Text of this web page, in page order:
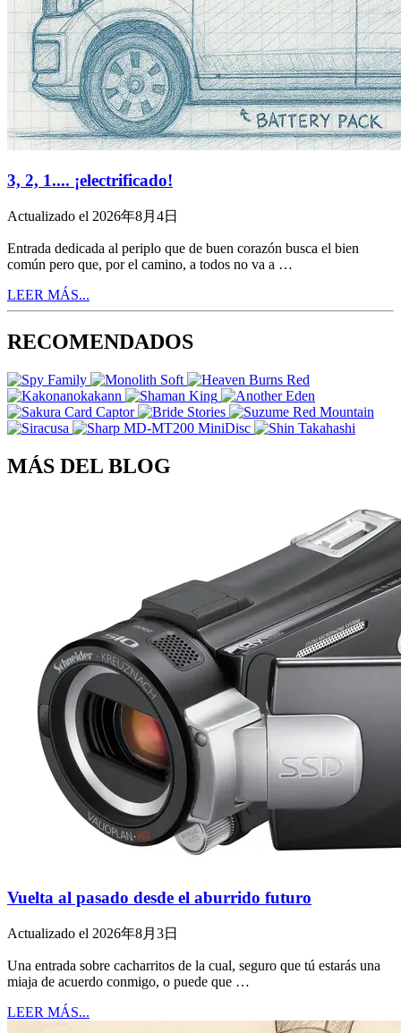
3, 2, 1.... ¡electrificado!
Actualizado el 2026年8月4日
Entrada dedicada al periplo que de buen corazón busca el bien
común pero que, por el camino, a todos no va a …
LEER MÁS...
RECOMENDADOS
MÁS DEL BLOG
Vuelta al pasado desde el aburrido futuro
Actualizado el 2026年8月3日
Una entrada sobre cacharritos de la cual, seguro que tú estarás una
miaja de acuerdo conmigo, o puede que …
LEER MÁS...